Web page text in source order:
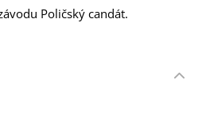
Poličský candát.